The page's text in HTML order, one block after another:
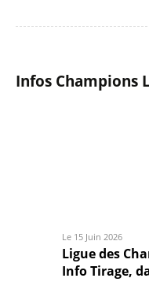
Infos Champions
Le 15 Juin 2026
Ligue des
Info Tirage,